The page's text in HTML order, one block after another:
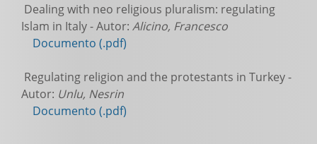
Dealing with neo religious pluralism: regulating
Islam in Italy - Autor: Alicino, Francesco
Documento (.pdf)
Regulating religion and the protestants in Turkey -
Autor: Unlu, Nesrin
Documento (.pdf)